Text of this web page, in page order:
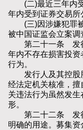
(二)最近三年内受
年内受到证券交易所
(三)因涉嫌犯罪被
被中国证监会立案调
第二十一条 发行
年内不存在损害投
行为。
发行人及其控股
经法定机关核准，
关违法行为虽然发
形。
第二十二条 发行
明确的用途。募集